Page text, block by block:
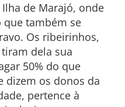
de Marajó, onde
que também se
Os ribeirinhos,
dela sua
50% do que
dizem os donos da
pertence à